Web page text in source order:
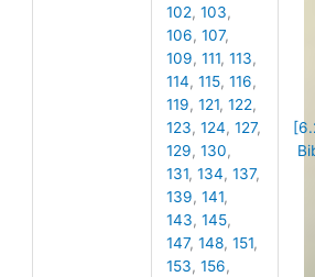
102,103,
106,107,
109,111,113,
114,115,116,
119,121,122,
123,124,127,
129,130,
131,134,137,
139,141,
143,145,
147,148,151,
153,156,